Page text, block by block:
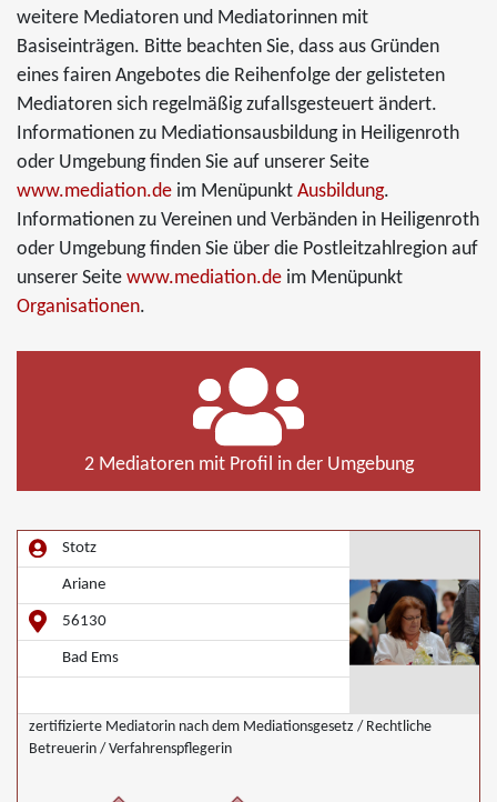
weitere Mediatoren und Mediatorinnen mit
Basiseinträgen. Bitte beachten Sie, dass aus Gründen
eines fairen Angebotes die Reihenfolge der gelisteten
Mediatoren sich regelmäßig zufallsgesteuert ändert.
Informationen zu Mediationsausbildung in Heiligenroth
oder Umgebung finden Sie auf unserer Seite
www.mediation.de im Menüpunkt Ausbildung.
Informationen zu Vereinen und Verbänden in Heiligenroth
oder Umgebung finden Sie über die Postleitzahlregion auf
unserer Seite www.mediation.de im Menüpunkt
Organisationen.
2 Mediatoren mit Profil in der Umgebung
Stotz
Ariane
56130
Bad Ems
zertifizierte Mediatorin nach dem Mediationsgesetz / Rechtliche
Betreuerin / Verfahrenspflegerin